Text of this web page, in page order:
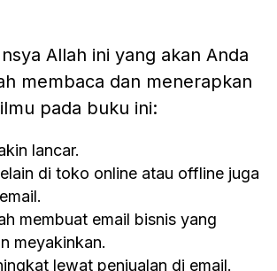
Allah ini yang akan Anda
membaca dan menerapkan
ilmu pada buku ini:
lancar.
di toko online atau offline juga
membuat email bisnis yang
meyakinkan.
lewat penjualan di email.